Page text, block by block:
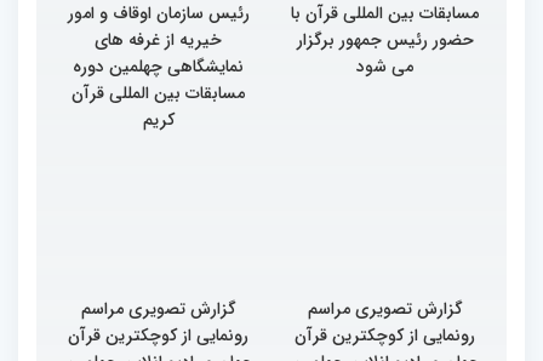
مسابقات بین المللی قرآن با
حضور رئیس جمهور برگزار
می شود
رئیس سازمان اوقاف و امور
خیریه از غرفه های
نمایشگاهی چهلمین دوره
مسابقات بین المللی قرآن
کریم
گزارش تصویری مراسم
رونمایی از کوچکترین قرآن
گزارش تصویری مراسم
رونمایی از کوچکترین قرآن